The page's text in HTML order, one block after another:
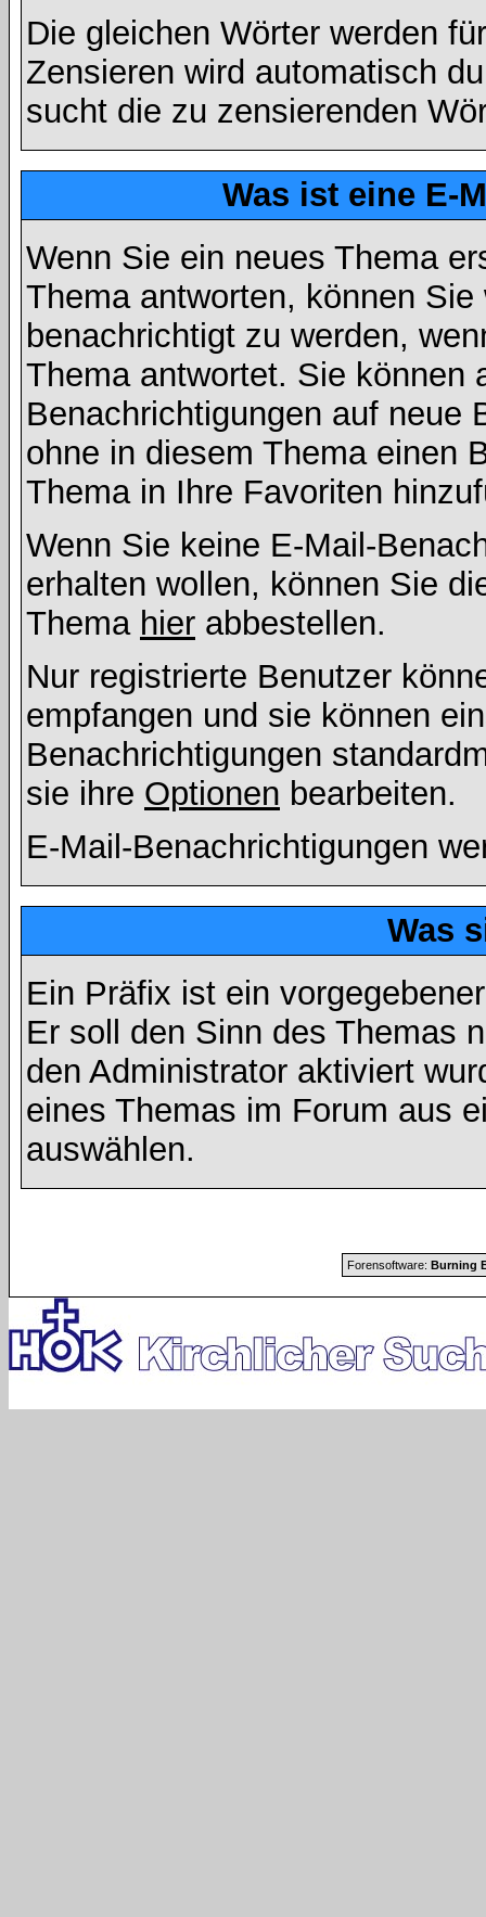
Die gleichen Wörter werden
Zensieren wird automatisch
sucht die zu zensierenden
Was ist eine E-
Wenn Sie ein neues Thema
Thema antworten, können
benachrichtigt zu werden,
Thema antwortet. Sie können
Benachrichtigungen auf neue
ohne in diesem Thema einen
Thema in Ihre Favoriten
Wenn Sie keine E-Mail-
erhalten wollen, können Sie
Thema hier abbestellen.
Nur registrierte Benutzer
empfangen und sie können
Benachrichtigungen
sie ihre Optionen bearbeiten.
E-Mail-Benachrichtigungen
Was
Ein Präfix ist ein
Er soll den Sinn des Themas
den Administrator aktiviert
eines Themas im Forum aus
auswählen.
Forensoftware: Burning